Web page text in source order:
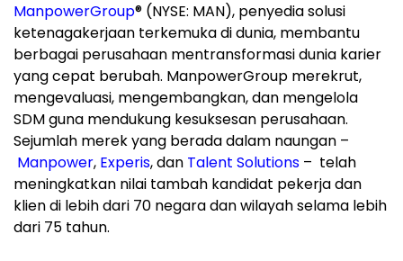
ManpowerGroup® (NYSE: MAN), penyedia solusi
ketenagakerjaan terkemuka di dunia, membantu
berbagai perusahaan mentransformasi dunia karier
yang cepat berubah. ManpowerGroup merekrut,
mengevaluasi, mengembangkan, dan mengelola
SDM guna mendukung kesuksesan perusahaan.
Sejumlah merek yang berada dalam naungan –
Manpower, Experis, dan Talent Solutions – telah
meningkatkan nilai tambah kandidat pekerja dan
klien di lebih dari 70 negara dan wilayah selama lebih
dari 75 tahun.